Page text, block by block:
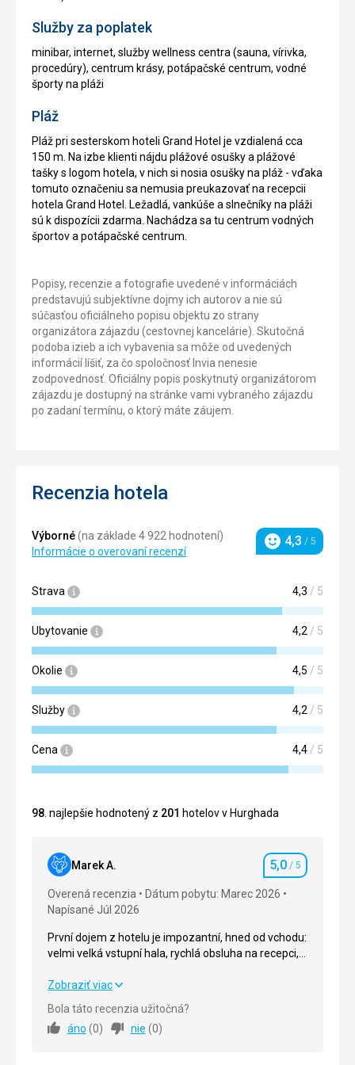
Služby za poplatek
minibar, internet, služby wellness centra (sauna, vírivka,
procedúry), centrum krásy, potápačské centrum, vodné
športy na pláži
Pláž
Pláž pri sesterskom hoteli Grand Hotel je vzdialená cca
150 m. Na izbe klienti nájdu plážové osušky a plážové
tašky s logom hotela, v nich si nosia osušky na pláž - vďaka
tomuto označeniu sa nemusia preukazovať na recepcii
hotela Grand Hotel. Ležadlá, vankúše a slnečníky na pláži
sú k dispozícii zdarma. Nachádza sa tu centrum vodných
športov a potápačské centrum.
Popisy, recenzie a fotografie uvedené v informáciách
predstavujú subjektívne dojmy ich autorov a nie sú
súčasťou oficiálneho popisu objektu zo strany
organizátora zájazdu (cestovnej kancelárie). Skutočná
podoba izieb a ich vybavenia sa môže od uvedených
informácií líšiť, za čo spoločnosť Invia nenesie
zodpovednosť. Oficiálny popis poskytnutý organizátorom
zájazdu je dostupný na stránke vami vybraného zájazdu
po zadaní termínu, o ktorý máte záujem.
Recenzia hotela
Výborné(na základe 4 922 hodnotení)
Informácie o overovaní recenzí
Hodnotenie
4,3 / 5
Strava 4,3 / 5
Ubytovanie 4,2 / 5
Okolie 4,5 / 5
Služby 4,2 / 5
Cena 4,4 / 5
98 . najlepšie hodnotený z 201 hotelov v Hurghada
Marek A. Hodnotenie
5,0 / 5
Overená recenzia
Dátum pobytu: Marec 2026
Napísané Júl 2026
První dojem z hotelu je impozantní, hned od vchodu:
velmi velká vstupní hala, rychlá obsluha na recepci,
personál, až po recepční.
První dojem z hotelu je impozantní, hned od vchodu:
velmi přátelská obsluha, od uklízečky, přes celý
personál, až po recepční.
Zobraziť viac
Bola táto recenzia užitočná?
áno (0) nie (0)